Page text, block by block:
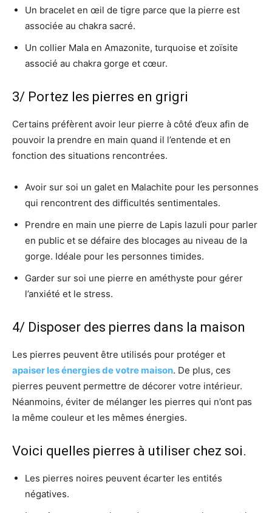
Un bracelet en œil de tigre parce que la pierre est
associée au chakra sacré.
Un collier Mala en Amazonite, turquoise et zoïsite
associé au chakra gorge et cœur.
3/ Portez les pierres en grigri
Certains préfèrent avoir leur pierre à côté d’eux afin de
pouvoir la prendre en main quand il l’entende et en
fonction des situations rencontrées.
Avoir sur soi un galet en Malachite pour les personnes
qui rencontrent des difficultés sentimentales.
Prendre en main une pierre de Lapis lazuli pour parler
en public et se défaire des blocages au niveau de la
gorge. Idéale pour les personnes timides.
Garder sur soi une pierre en améthyste pour gérer
l’anxiété et le stress.
4/ Disposer des pierres dans la maison
Les pierres peuvent être utilisés pour protéger et
apaiser les énergies de votre maison. De plus, ces
pierres peuvent permettre de décorer votre intérieur.
Néanmoins, éviter de mélanger les pierres qui n’ont pas
la même couleur et les mêmes énergies.
Voici quelles pierres à utiliser chez soi.
Les pierres noires peuvent écarter les entités
négatives.